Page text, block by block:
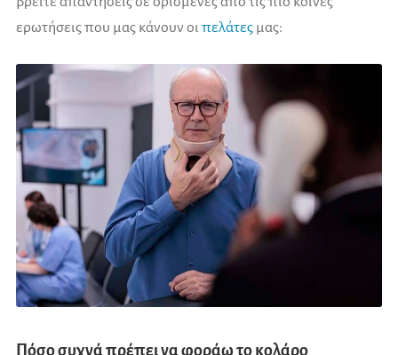
ερωτήσεις που μας κάνουν οι πελάτες μας:
Πόσο συχνά πρέπει να φοράω το κολάρο